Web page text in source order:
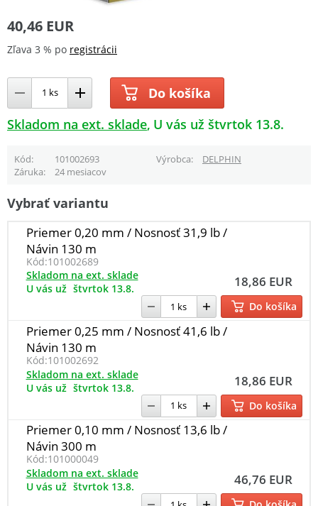
40,46 EUR
Zľava 3 % po registrácii
Do košíka
Skladom na ext. sklade U vás už štvrtok 13.8.
Kód 101002693 Výrobca
DELPHIN
Záruka
24 mesiacov
Vybrať variantu
Priemer 0,20 mm / Nosnosť 31,9 lb /
Návin 130 m
Kód:101002689
18,86 EUR
Skladom na ext. sklade
U vás už štvrtok 13.8.
Do košíka
Priemer 0,25 mm / Nosnosť 41,6 lb /
Návin 130 m
Kód:101002692
18,86 EUR
Skladom na ext. sklade
U vás už štvrtok 13.8.
Do košíka
Priemer 0,10 mm / Nosnosť 13,6 lb /
Návin 300 m
Kód:101000049
46,76 EUR
Skladom na ext. sklade
U vás už štvrtok 13.8.